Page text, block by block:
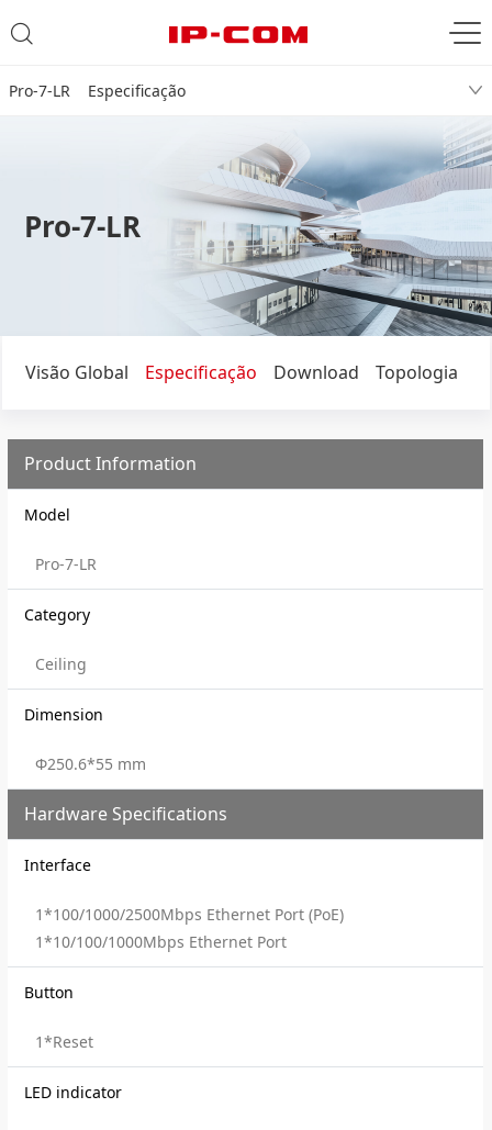
Pro-7-LR Especificação
Pro-7-LR
Visão Global Especificação Download Topologia
Product Information
Model
Pro-7-LR
Category
Ceiling
Dimension
Φ250.6*55 mm
Hardware Specifications
Interface
1*100/1000/2500Mbps Ethernet Port (PoE)
1*10/100/1000Mbps Ethernet Port
Button
1*Reset
LED indicator